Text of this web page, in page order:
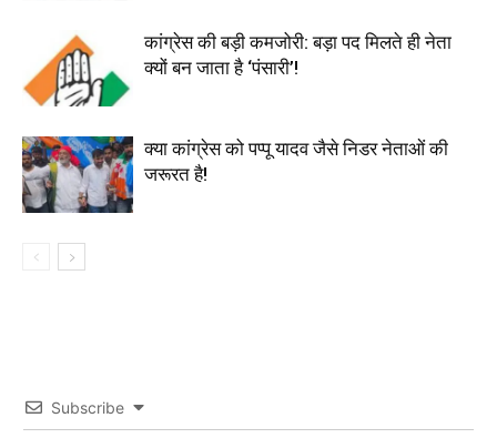
कांग्रेस की बड़ी कमजोरी: बड़ा पद मिलते ही नेता
क्यों बन जाता है ‘पंसारी’!
क्या कांग्रेस को पप्पू यादव जैसे निडर नेताओं की
जरूरत है!
Subscribe